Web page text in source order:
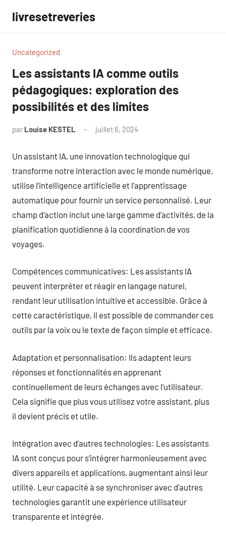
contenu
livresetreveries
Uncategorized
Les assistants IA comme outils
pédagogiques: exploration des
possibilités et des limites
par Louise KESTEL juillet 6, 2024
Un assistant IA, une innovation technologique qui
transforme notre interaction avec le monde numérique,
utilise l’intelligence artificielle et l’apprentissage
automatique pour fournir un service personnalisé. Leur
champ d’action inclut une large gamme d’activités, de la
planification quotidienne à la coordination de vos
voyages.
Compétences communicatives: Les assistants IA
peuvent interpréter et réagir en langage naturel,
rendant leur utilisation intuitive et accessible. Grâce à
cette caractéristique, il est possible de commander ces
outils par la voix ou le texte de façon simple et efficace.
Adaptation et personnalisation: Ils adaptent leurs
réponses et fonctionnalités en apprenant
continuellement de leurs échanges avec l’utilisateur.
Cela signifie que plus vous utilisez votre assistant, plus
il devient précis et utile.
Intégration avec d’autres technologies: Les assistants
IA sont conçus pour s’intégrer harmonieusement avec
divers appareils et applications, augmentant ainsi leur
utilité. Leur capacité à se synchroniser avec d’autres
technologies garantit une expérience utilisateur
transparente et intégrée.